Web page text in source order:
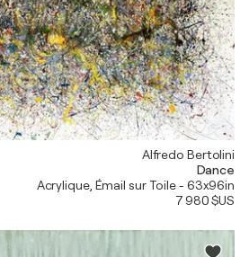
Alfredo Bertolini
Dance
Acrylique, Émail sur Toile - 63x96in
7 980 $US